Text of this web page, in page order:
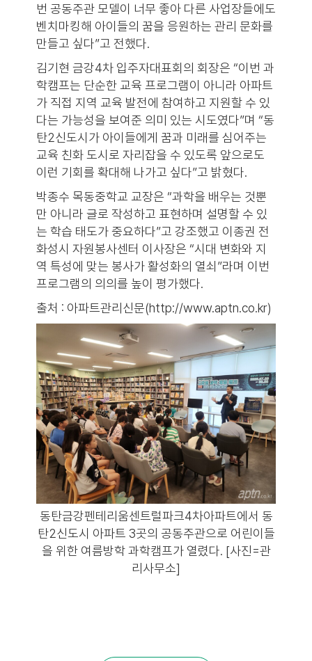
번 공동주관 모델이 너무 좋아 다른 사업장들에도
벤치마킹해 아이들의 꿈을 응원하는 관리 문화를
만들고 싶다”고 전했다.
김기현 금강4차 입주자대표회의 회장은 “이번 과
학캠프는 단순한 교육 프로그램이 아니라 아파트
가 직접 지역 교육 발전에 참여하고 지원할 수 있
다는 가능성을 보여준 의미 있는 시도였다”며 “동
탄2신도시가 아이들에게 꿈과 미래를 심어주는
교육 친화 도시로 자리잡을 수 있도록 앞으로도
이런 기회를 확대해 나가고 싶다”고 밝혔다.
박종수 목동중학교 교장은 “과학을 배우는 것뿐
만 아니라 글로 작성하고 표현하며 설명할 수 있
는 학습 태도가 중요하다”고 강조했고 이종권 전
화성시 자원봉사센터 이사장은 “시대 변화와 지
역 특성에 맞는 봉사가 활성화의 열쇠”라며 이번
프로그램의 의의를 높이 평가했다.
출처 : 아파트관리신문(http://www.aptn.co.kr)
동탄금강펜테리움센트럴파크4차아파트에서 동
탄2신도시 아파트 3곳의 공동주관으로 어린이들
을 위한 여름방학 과학캠프가 열렸다. [사진=관
리사무소]